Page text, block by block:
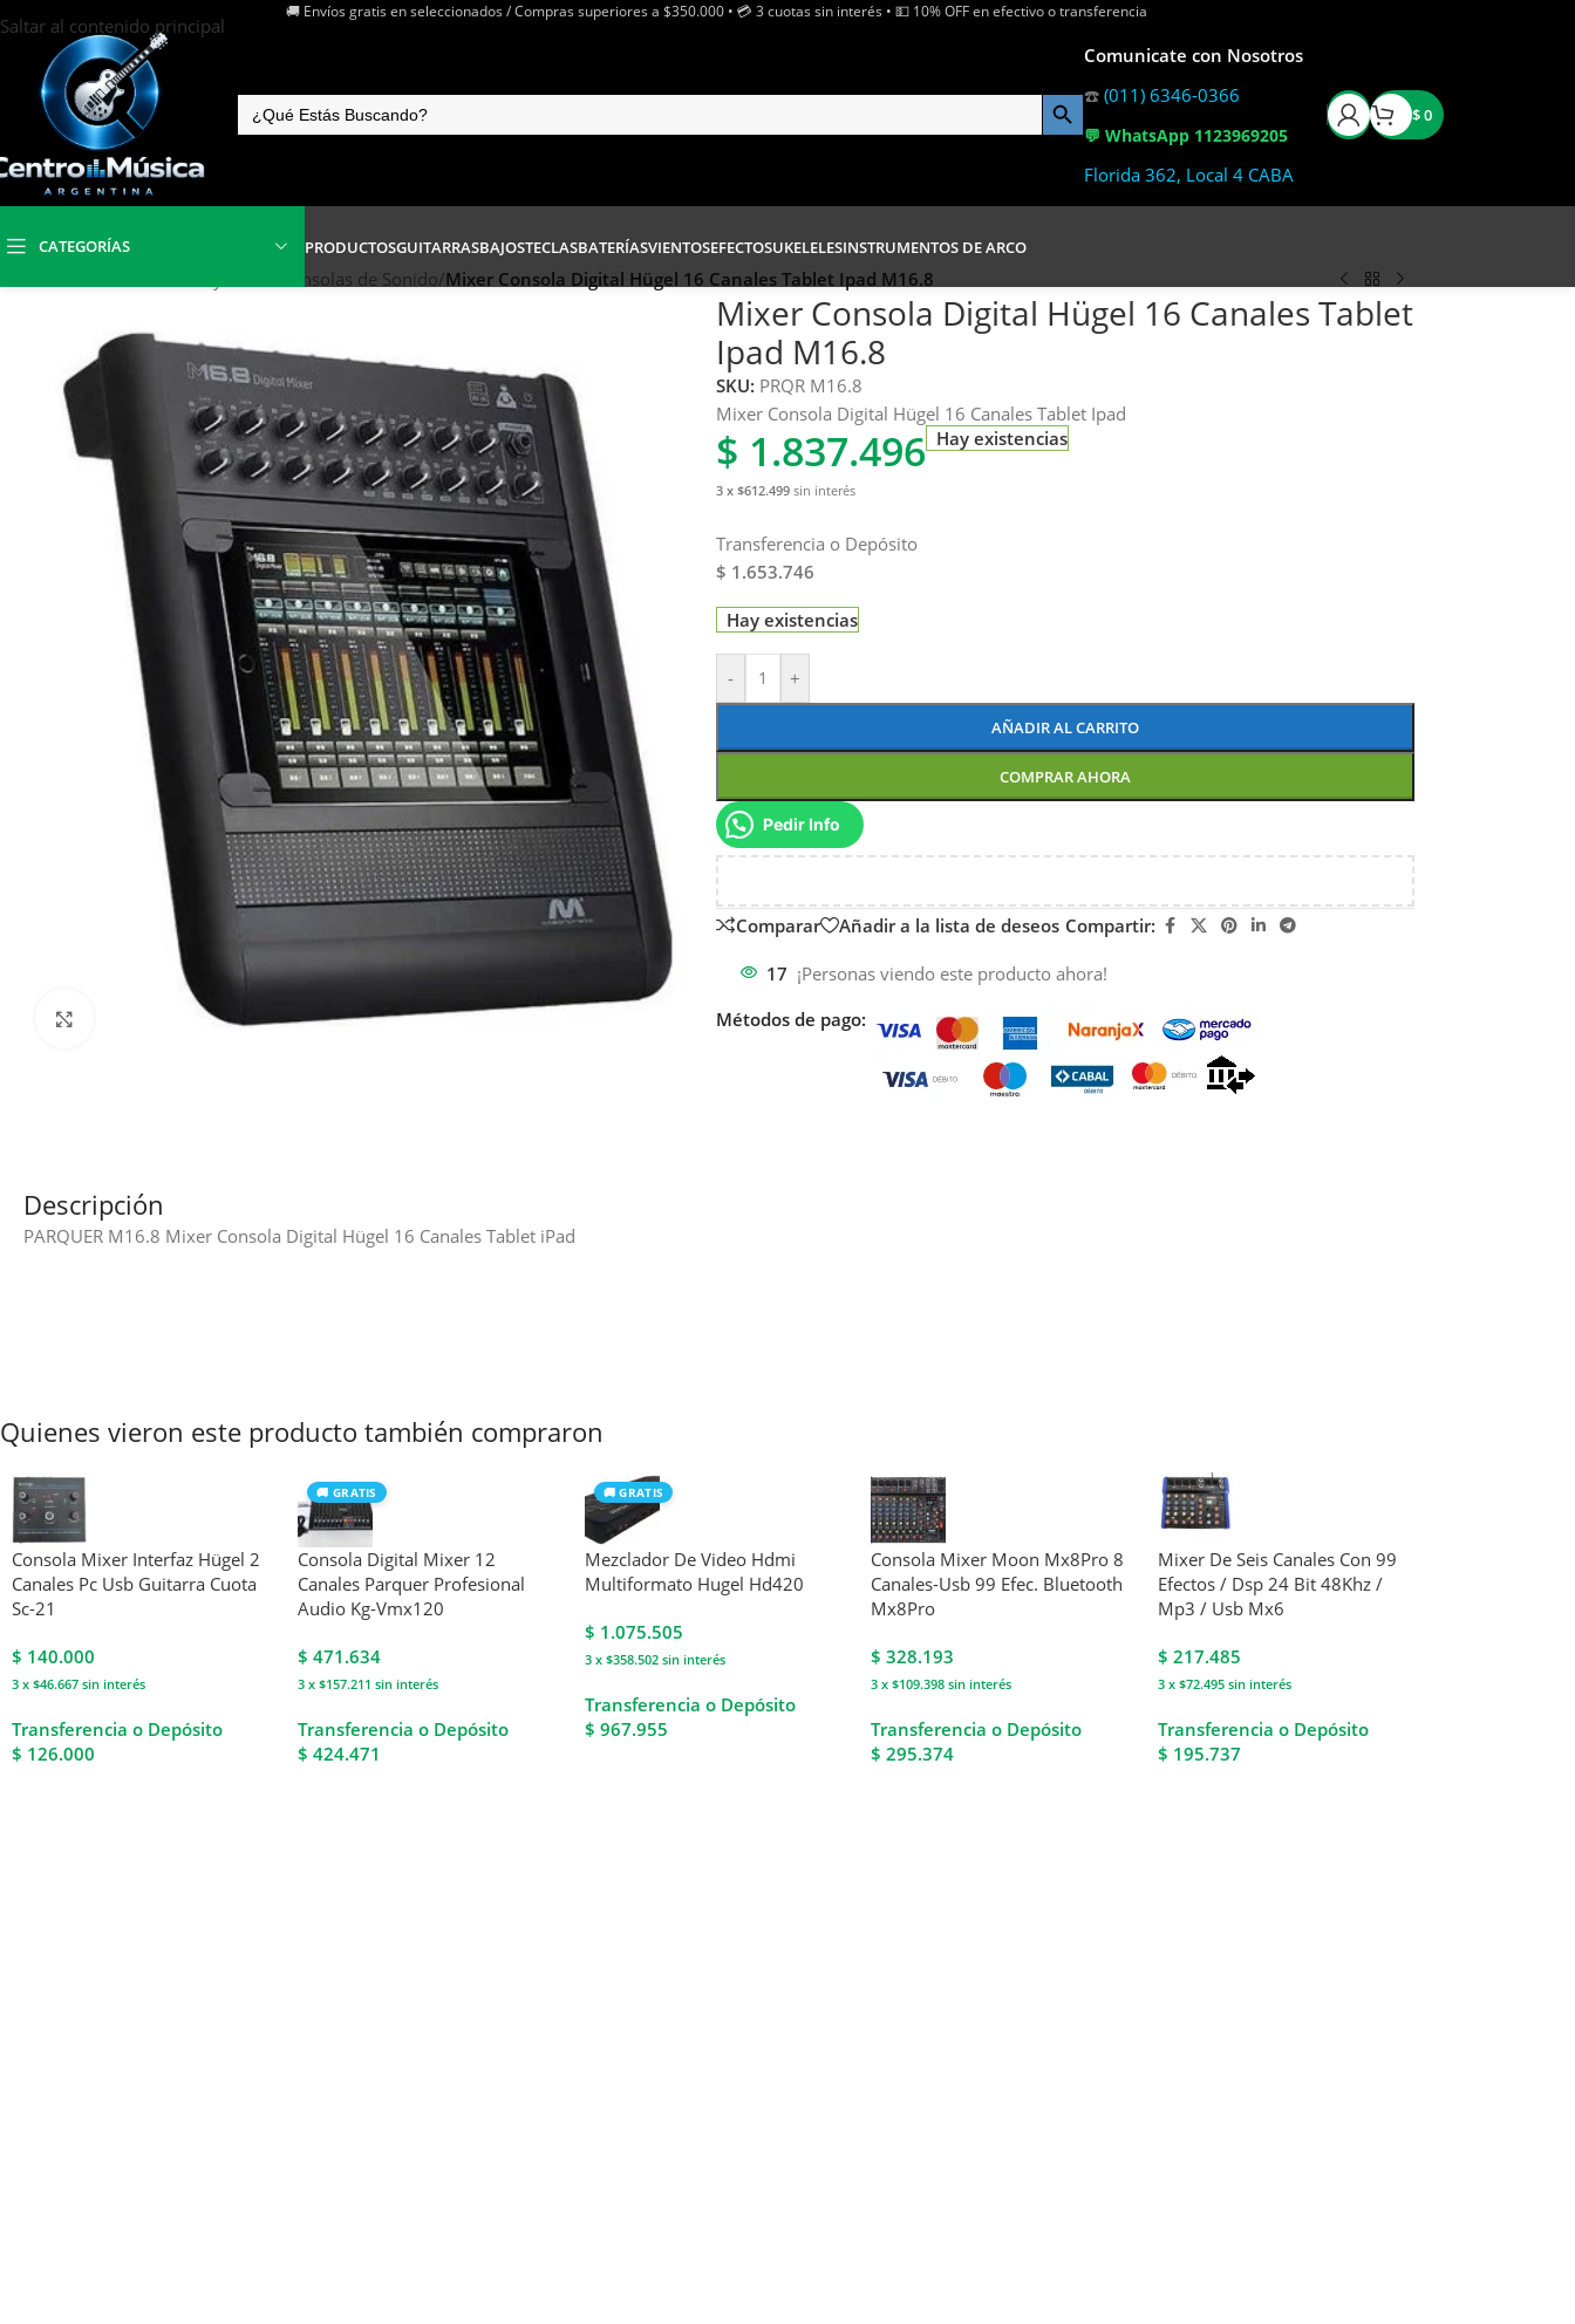
Saltar al contenido principal
🚚 Envíos gratis en seleccionados / Compras superiores a $350.000 • 💳 3 cuotas sin interés • 💵 10% OFF en efectivo o transferencia
Comunicate con Nosotros
☎️ (011) 6346-0366
💬 WhatsApp 1123969205
Florida 362, Local 4 CABA
$0
CATEGORÍAS PRODUCTOSGUITARRASBAJOSTECLASBATERÍASVIENTOSEFECTOSUKELELESINSTRUMENTOS DE ARCO
Consolas de Sonido/Mixer Consola Digital Hügel 16 Canales Tablet Ipad M16.8
Haga clic para ampliar
Mixer Consola Digital Hügel 16 Canales Tablet
Ipad M16.8
SKU: PRQR M16.8
Mixer Consola Digital Hügel 16 Canales Tablet Ipad
$ 1.837.496
3 x $612.499 sin interés
Transferencia o Depósito
$ 1.653.746
Hay existencias
Hay existencias
- +
AÑADIR AL CARRITO
COMPRAR AHORA
Pedir Info
Comparar Añadir a la lista de deseos Compartir:
17 ¡Personas viendo este producto ahora!
Métodos de pago:
Descripción
PARQUER M16.8 Mixer Consola Digital Hügel 16 Canales Tablet iPad
Quienes vieron este producto también compraron
Consola Mixer Interfaz Hügel 2
Canales Pc Usb Guitarra Cuota
Sc-21
$ 140.000
3 x $46.667 sin interés
Transferencia o Depósito
$ 126.000
🚚 GRATIS
Consola Digital Mixer 12
Canales Parquer Profesional
Audio Kg-Vmx120
$ 471.634
3 x $157.211 sin interés
Transferencia o Depósito
$ 424.471
🚚 GRATIS
Mezclador De Video Hdmi
Multiformato Hugel Hd420
$ 1.075.505
3 x $358.502sin interés
Transferencia o Depósito
$ 967.955
Consola Mixer Moon Mx8Pro 8
Canales-Usb 99 Efec. Bluetooth
Mx8Pro
$ 328.193
3 x $109.398 sin interés
Transferencia o Depósito
$ 295.374
Mixer De Seis Canales Con 99
Efectos / Dsp 24 Bit 48Khz /
Mp3 / Usb Mx6
$ 217.485
3 x $72.495sin interés
Transferencia o Depósito
$ 195.737